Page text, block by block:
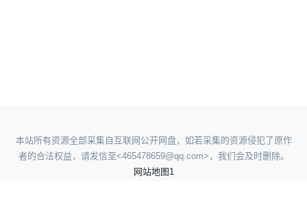
本站所有资源全部采集自互联网公开网盘，如若采集的资源侵犯了原作
者的合法权益，请发信至<465478659@qq.com>，我们会及时删除。
网站地图1